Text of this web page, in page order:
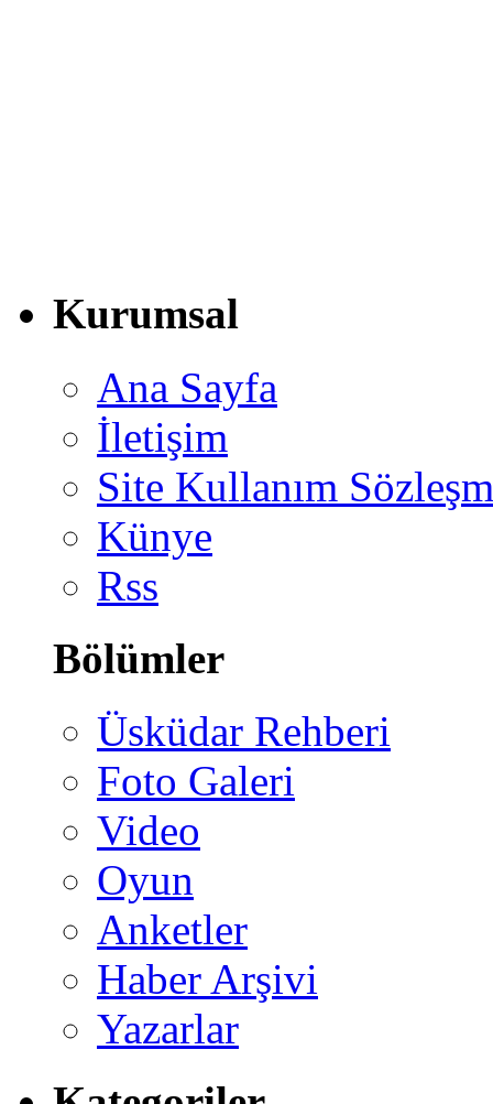
Kurumsal
Ana Sayfa
İletişim
Site Kullanım
Künye
Rss
Bölümler
Üsküdar Rehberi
Foto Galeri
Video
Oyun
Anketler
Haber Arşivi
Yazarlar